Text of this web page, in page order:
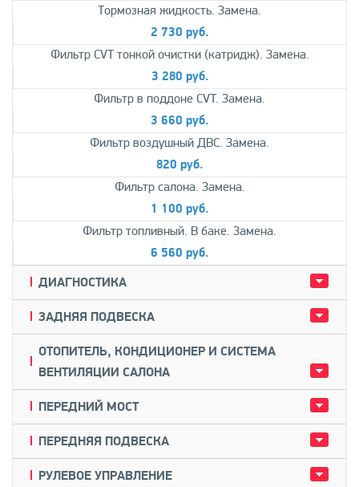
Тормозная жидкость. Замена.
2 730 руб.
Фильтр CVT тонкой очистки (катридж). Замена.
3 280 руб.
Фильтр в поддоне CVT. Замена.
3 660 руб.
Фильтр воздушный ДВС. Замена.
820 руб.
Фильтр салона. Замена.
1 100 руб.
Фильтр топливный. В баке. Замена.
6 560 руб.
ДИАГНОСТИКА
ЗАДНЯЯ ПОДВЕСКА
ОТОПИТЕЛЬ, КОНДИЦИОНЕР И СИСТЕМА
ВЕНТИЛЯЦИИ САЛОНА
ПЕРЕДНИЙ МОСТ
ПЕРЕДНЯЯ ПОДВЕСКА
РУЛЕВОЕ УПРАВЛЕНИЕ